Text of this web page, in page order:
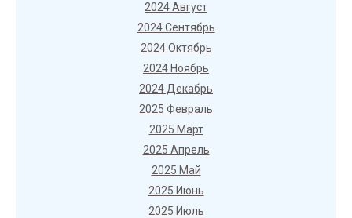
2024 Август
2024 Сентябрь
2024 Октябрь
2024 Ноябрь
2024 Декабрь
2025 Февраль
2025 Март
2025 Апрель
2025 Май
2025 Июнь
2025 Июль